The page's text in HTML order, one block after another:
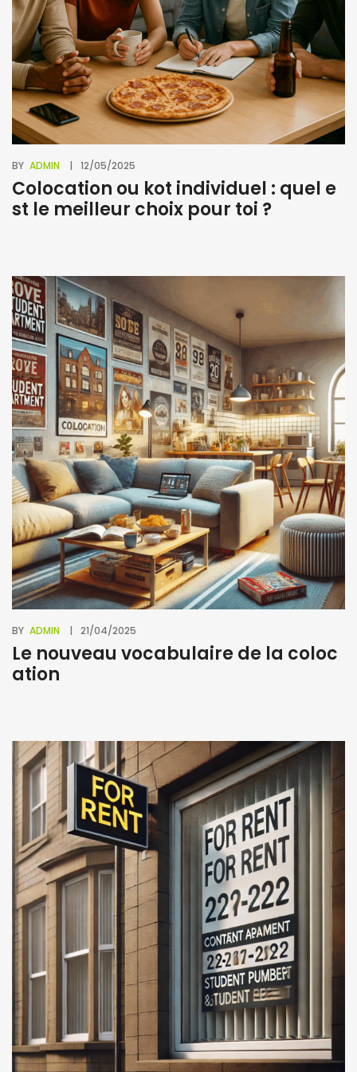
BY ADMIN 12/05/2025
Colocation ou kot individuel : quel e
st le meilleur choix pour toi ?
BY ADMIN 21/04/2025
Le nouveau vocabulaire de la coloc
ation